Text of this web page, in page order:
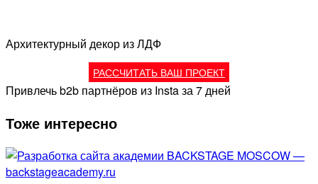
Архитектурный декор из ЛДФ
РАССЧИТАТЬ ВАШ ПРОЕКТ
Привлечь b2b партнёров из Insta за 7 дней
Тоже интересно